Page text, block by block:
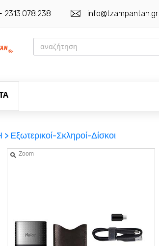
2313.078.238 info@tzampantan.gr
> Εξωτερικοί-Σκληροί-Δίσκοι
Zoom